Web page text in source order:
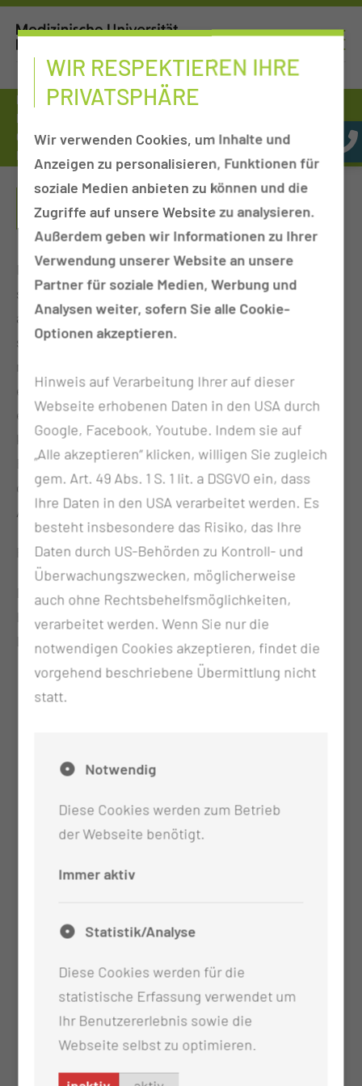
Patienten & Besucher
Einrichtungen von A-Z
Kliniken, Departments & Sektionen
Gastroenterologie & Rheumatologie ( 4. Med. Klinik)
Express Check-In - Ihr Klick zum Zeitgewinn
EXPRESS CHECK-IN - IHR KLICK ZUM
ZEITGEWINN
Mit dem Express Check-In können Sie sich künftig
schnell und bequem „selbst im Klinikum
aufnehmen“. In einem eigens eingerichteten Raum
stehen dafür Tablets zur Verfügung, an denen Sie in
nur 5 einfachen Schritten selbstständig ihre Daten
eingeben und verschiedene, zur Anmeldung
erforderliche Fragen beantworten. Besonders
komfortabel und hilfreich ist das Fotografieren des
Einweisungsscheins - eine Bilderkennung scannt
dabei die Daten und übernimmt sie auf die
Anmeldeformulare.
Probieren Sie es selbst aus!
Der Express Check-In befindet sich direkt am
Haupteingang der Medizinischen Universität
Lausitz – Carl Thiem.
WIR RESPEKTIEREN IHRE
PRIVATSPHÄRE
Wir verwenden Cookies, um Inhalte und
Anzeigen zu personalisieren, Funktionen für
soziale Medien anbieten zu können und die
Zugriffe auf unsere Website zu analysieren.
Außerdem geben wir Informationen zu Ihrer
Verwendung unserer Website an unsere
Partner für soziale Medien, Werbung und
Analysen weiter, sofern Sie alle Cookie-
Optionen akzeptieren.
Hinweis auf Verarbeitung Ihrer auf dieser
Webseite erhobenen Daten in den USA durch
Google, Facebook, Youtube. Indem sie auf
„Alle akzeptieren“ klicken, willigen Sie zugleich
gem. Art. 49 Abs. 1 S. 1 lit. a DSGVO ein, dass
Ihre Daten in den USA verarbeitet werden. Es
besteht insbesondere das Risiko, das Ihre
Daten durch US-Behörden zu Kontroll- und
Überwachungszwecken, möglicherweise
auch ohne Rechtsbehelfsmöglichkeiten,
verarbeitet werden. Wenn Sie nur die
notwendigen Cookies akzeptieren, findet die
vorgehend beschriebene Übermittlung nicht
statt.
Notwendig
Diese Cookies werden zum Betrieb
der Webseite benötigt.
Immer aktiv
Statistik/Analyse
Diese Cookies werden für die
statistische Erfassung verwendet um
Ihr Benutzererlebnis sowie die
Webseite selbst zu optimieren.